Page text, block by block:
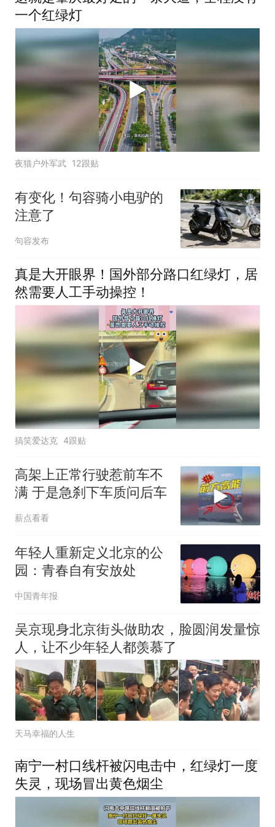
一个红绿灯
夜猫户外军武 12跟贴
有变化！句容骑小电驴的
注意了
句容发布
真是大开眼界！国外部分路口红绿灯，居
然需要人工手动操控！
搞笑爱达克 4跟贴
高架上正常行驶惹前车不
满 于是急刹下车质问后车
薪点看看
年轻人重新定义北京的公
园：青春自有安放处
中国青年报
吴京现身北京街头做助农，脸圆润发量惊
人，让不少年轻人都羡慕了
天马幸福的人生
南宁一村口线杆被闪电击中，红绿灯一度
失灵，现场冒出黄色烟尘